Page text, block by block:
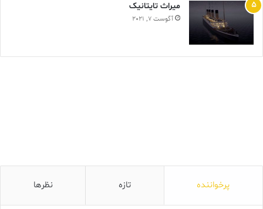
ميراث تايتانيک
آگوست 7, 2021
پرخواننده تازه نظرها